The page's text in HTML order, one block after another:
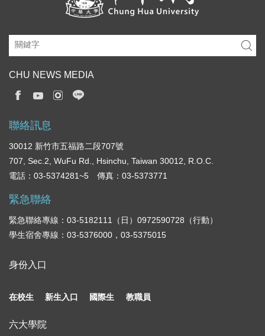
CHU NEWS MEDIA
聯絡訊息
30012 新竹市五福路二段707號
707, Sec.2, WuFu Rd., Hsinchu, Taiwan 30012, R.O.C.
電話：03-5374281~5 傳真：03-5373771
緊急聯絡
緊急聯絡專線：03-5182111（日）0972590728（行動）
學生宿舍專線：03-5376000，03-5375015
身份入口
在校生 新生入口 國際生 教職員
六大學院